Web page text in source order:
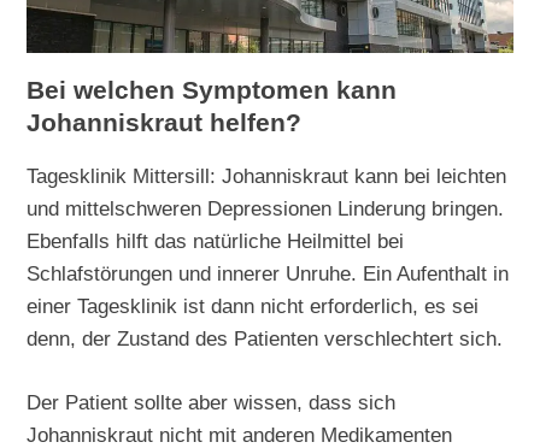
Bei welchen Symptomen kann
Johanniskraut helfen?
Tagesklinik Mittersill: Johanniskraut kann bei leichten
und mittelschweren Depressionen Linderung bringen.
Ebenfalls hilft das natürliche Heilmittel bei
Schlafstörungen und innerer Unruhe. Ein Aufenthalt in
einer Tagesklinik ist dann nicht erforderlich, es sei
denn, der Zustand des Patienten verschlechtert sich.
Der Patient sollte aber wissen, dass sich
Johanniskraut nicht mit anderen Medikamenten